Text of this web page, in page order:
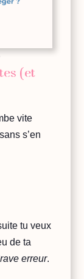
(et
vite
s’en
tu veux
de ta
erreur.